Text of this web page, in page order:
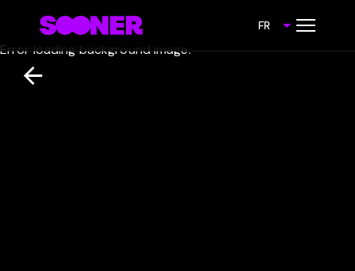
FR
Error loading background image.